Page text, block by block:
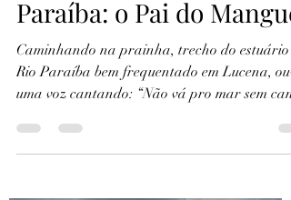
Mitos e Lendas da
Paraíba: o Pai do Mangue
Caminhando na prainha, trecho do estuário
uma voz cantando: “Não vá pro mar sem
Pra...